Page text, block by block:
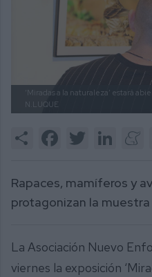
‘Miradas a la naturaleza’ estará
N.LUQUE
Share FacebookTwitter
Rapaces, mamíferos y
protagonizan la muestra
La Asociación Nuevo
viernes la exposición